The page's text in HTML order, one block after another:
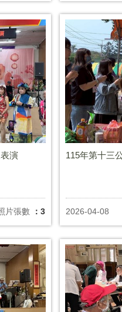
演
片張數 ：3
115年第十三
2026-04-08